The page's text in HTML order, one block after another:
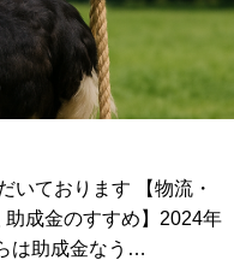
いております 【物流・
成金のすすめ】2024年
は助成金なう…